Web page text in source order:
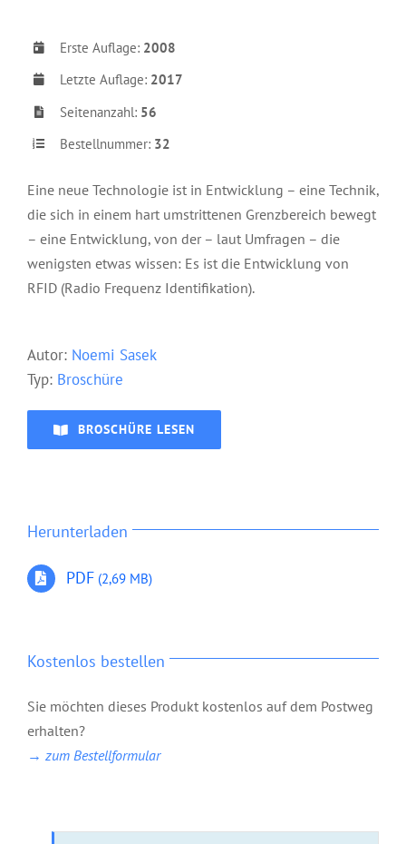
Erste Auflage: 2008
Letzte Auflage: 2017
Seitenanzahl: 56
Bestellnummer: 32
Eine neue Technologie ist in Entwicklung – eine Technik,
die sich in einem hart umstrittenen Grenzbereich bewegt
– eine Entwicklung, von der – laut Umfragen – die
wenigsten etwas wissen: Es ist die Entwicklung von
RFID (Radio Frequenz Identifikation).
Autor: Noemi Sasek
Typ: Broschüre
BROSCHÜRE LESEN
Herunterladen
PDF (2,69 MB)
Kostenlos bestellen
Sie möchten dieses Produkt kostenlos auf dem Postweg
erhalten?
→ zum Bestellformular